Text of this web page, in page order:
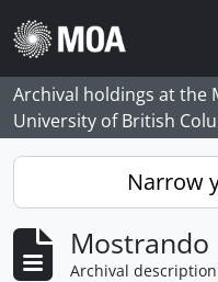
Skip to main content
Archival holdings at the
University of British
Narrow
Mostrando
Archival description